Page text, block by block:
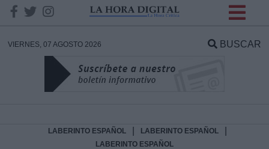
VIERNES, 07 AGOSTO 2026 BUSCAR
LABERINTO ESPAÑOL LABERINTO ESPAÑOL
LABERINTO ESPAÑOL
DATOS
Responsable: